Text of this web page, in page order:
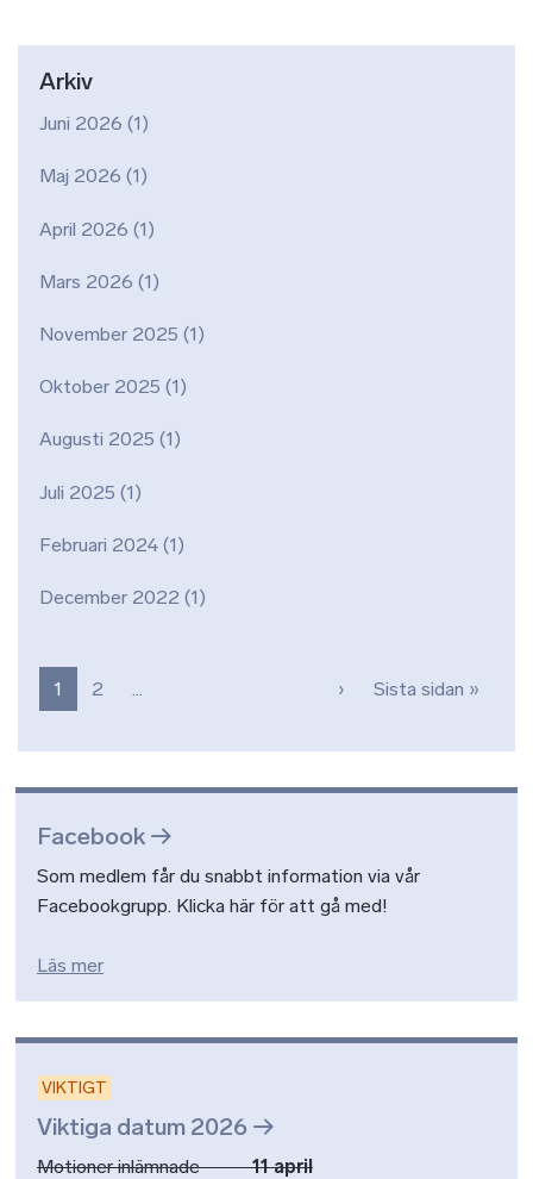
Arkiv
Juni 2026 (1)
Maj 2026 (1)
April 2026 (1)
Mars 2026 (1)
November 2025 (1)
Oktober 2025 (1)
Augusti 2025 (1)
Juli 2025 (1)
Februari 2024 (1)
December 2022 (1)
Paginering
1 2 … › Nästa sida
Sista sidan »
Facebook
Som medlem får du snabbt information via vår
Facebookgrupp. Klicka här för att gå med!
Läs mer
VIKTIGT
Viktiga datum 2026
Motioner inlämnade 11 april